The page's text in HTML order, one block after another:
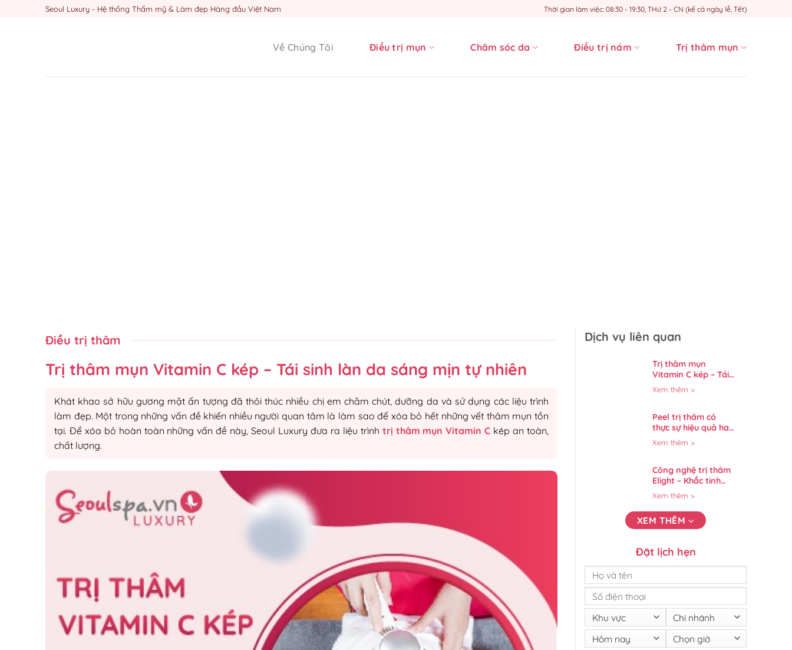
Seoul Luxury - Hệ thống Thẩm mỹ & Làm đẹp Hàng đầu Việt Nam Thời gian làm việc: 08:30 - 19:30, THứ 2 - CN (kể cả ngày lễ, Tết)
Về Chúng Tôi Điều trị mụn Chăm sóc da Điều trị nám Trị thâm mụn
Dịch vụ liên quan
Trị thâm mụn
Vitamin C kép – Tái
sinh làn da sáng
mịn tự nhiên
Xem thêm >
Peel trị thâm có
thực sự hiệu quả hay
không? Có nên thử
không?
Xem thêm >
Công nghệ trị thâm
Elight – Khắc tinh
của những vết mụn
Xem thêm >
XEM THÊM
Đặt lịch hẹn
Điều trị thâm
Trị thâm mụn Vitamin C kép – Tái sinh làn da sáng mịn tự nhiên
Khát khao sở hữu gương mặt ấn tượng đã thôi thúc nhiều chị em chăm chút, dưỡng da và sử dụng các liệu trình
làm đẹp. Một trong những vấn đề khiến nhiều người quan tâm là làm sao để xóa bỏ hết những vết thâm mụn tồn
tại. Để xóa bỏ hoàn toàn những vấn đề này, Seoul Luxury đưa ra liệu trình trị thâm mụn Vitamin C kép an toàn,
chất lượng.